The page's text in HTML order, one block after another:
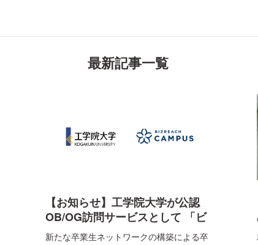
最新記事一覧
【お知らせ】工学院大学が公認
OB/OG訪問サービスとして 「ビ
ズリーチ・キャンパス」を導入
新たな卒業生ネットワークの構築による卒